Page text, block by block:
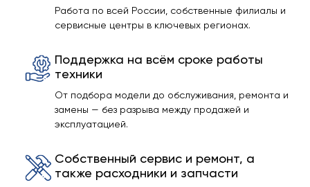
Работа по всей России, собственные филиалы и
сервисные центры в ключевых регионах.
Поддержка на всём сроке работы
техники
От подбора модели до обслуживания, ремонта и
замены — без разрыва между продажей и
эксплуатацией.
Собственный сервис и ремонт, а
также расходники и запчасти